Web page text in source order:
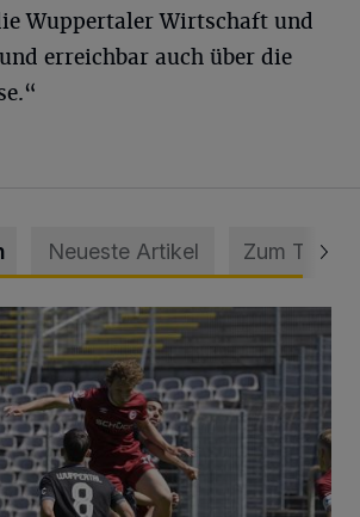
Wuppertaler Wirtschaft und
erreichbar auch über die
Neueste Artikel Zum Thema
im Barmer Bahnhof und klare Ansage